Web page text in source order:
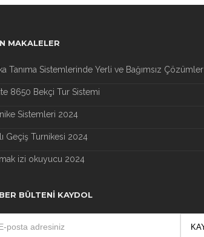
MAKALELER
Tanıma Sistemlerinde Yerli ve Bağımsız Çözümler
8650 Bekçi Tur Sistemi
Sistemleri 2024
Geçiş Turnikesi 2024
izi okuyucu 2024
BÜLTENI KAYDOL